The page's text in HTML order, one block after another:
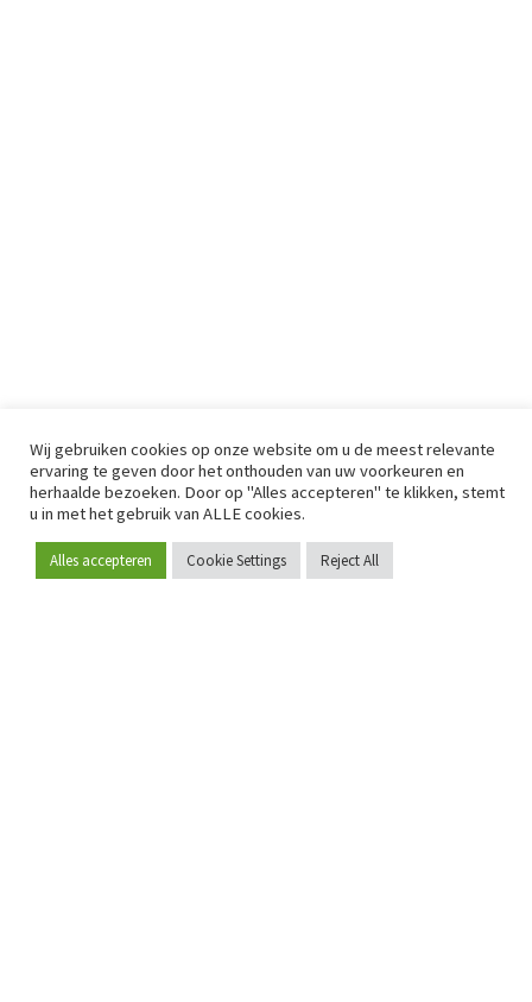
Word lid
Wij gebruiken cookies op onze website om u de meest relevante
ervaring te geven door het onthouden van uw voorkeuren en
herhaalde bezoeken. Door op "Alles accepteren" te klikken, stemt
u in met het gebruik van ALLE cookies.
Alles accepteren Cookie Settings Reject All